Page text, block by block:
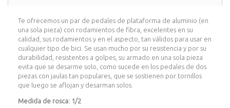
Te ofrecemos un par de pedales de plataforma de aluminio (en
una sola pieza) con rodamientos de fibra, excelentes en su
calidad, sus rodamientos y en el aspecto, tan válidos para usar en
cualquier tipo de bici. Se usan mucho por su resistencia y por su
durabilidad, resistentes a golpes, su armado en una sola pieza
evita que se desarme solo, como sucede en los pedales de dos
piezas con jaulas tan populares, que se sostienen por tornillos
que luego se aflojan y desarman solos.
Medida de rosca: 1/2